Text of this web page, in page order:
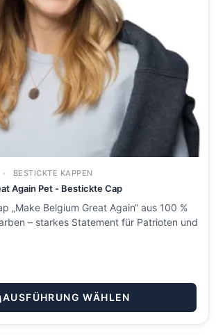
BESTICKTE KAPPEN
Again Pet - Bestickte Cap
„Make Belgium Great Again“ aus 100 %
– starkes Statement für Patrioten und
AUSFÜHRUNG WÄHLEN